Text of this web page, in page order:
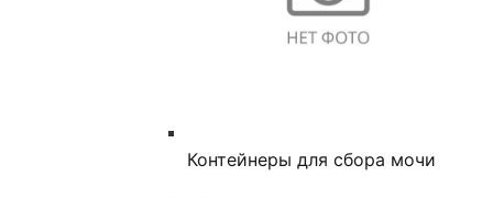
Контейнеры для сбора мочи